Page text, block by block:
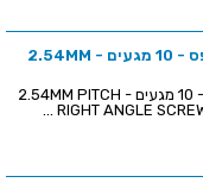
טרמינל בלוק למעגל מודפס - 10 מגעים - 2.54MM
טרמינל בלוק למעגל מודפס - 10 מגעים - 2.54MM PITCH